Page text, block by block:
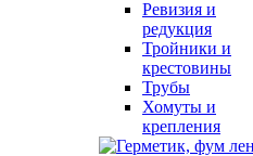
Ревизия и
редукция
Тройники и
крестовины
Трубы
Хомуты и
крепления